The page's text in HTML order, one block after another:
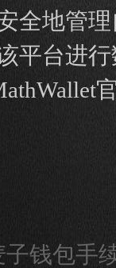
全地管
平台进
钱包手续